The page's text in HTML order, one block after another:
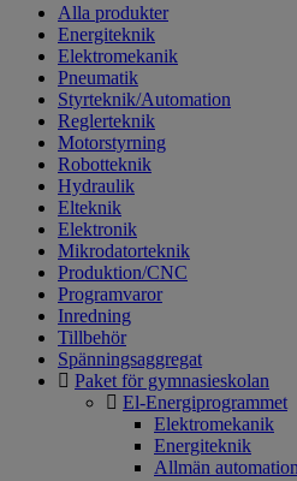
Alla produkter
Energiteknik
Elektromekanik
Pneumatik
Styrteknik/Automation
Reglerteknik
Motorstyrning
Robotteknik
Hydraulik
Elteknik
Elektronik
Mikrodatorteknik
Produktion/CNC
Programvaror
Inredning
Tillbehör
Spänningsaggregat
Paket för gymnasieskolan
El-Energiprogrammet
Elektromekanik
Energiteknik
Allmän